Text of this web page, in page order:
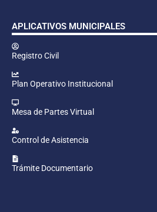
APLICATIVOS MUNICIPALES
Registro Civil
Plan Operativo Institucional
Mesa de Partes Virtual
Control de Asistencia
Trámite Documentario